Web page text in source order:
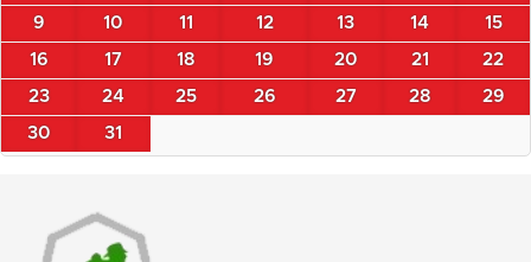
9 10 11 12 13 14 15
16 17 18 19 20 21 22
23 24 25 26 27 28 29
30 31